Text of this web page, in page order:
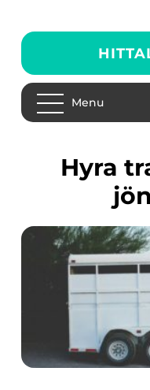
Menu
hyra transportsläp